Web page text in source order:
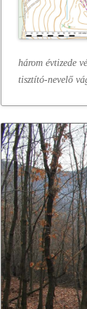
három évtizede
tisztító-nevelő